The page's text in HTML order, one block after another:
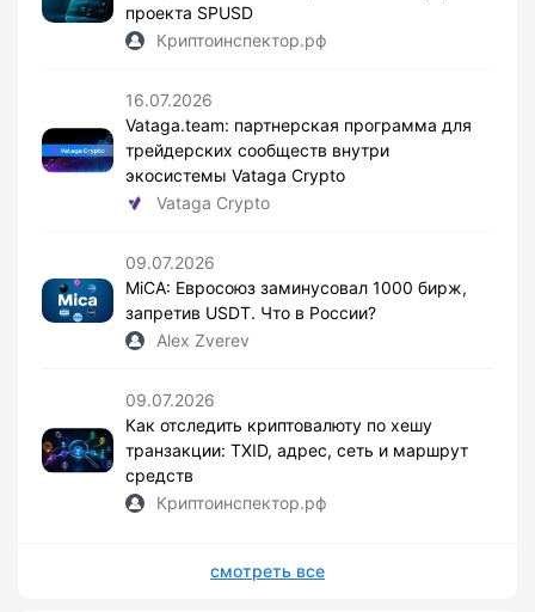
проекта SPUSD
Криптоинспектор.рф
16.07.2026
Vataga.team: партнерская программа для
трейдерских сообществ внутри
экосистемы Vataga Crypto
Vataga Crypto
09.07.2026
MiCA: Евросоюз заминусовал 1000 бирж,
запретив USDT. Что в России?
Alex Zverev
09.07.2026
Как отследить криптовалюту по хешу
транзакции: TXID, адрес, сеть и маршрут
средств
Криптоинспектор.рф
смотреть все